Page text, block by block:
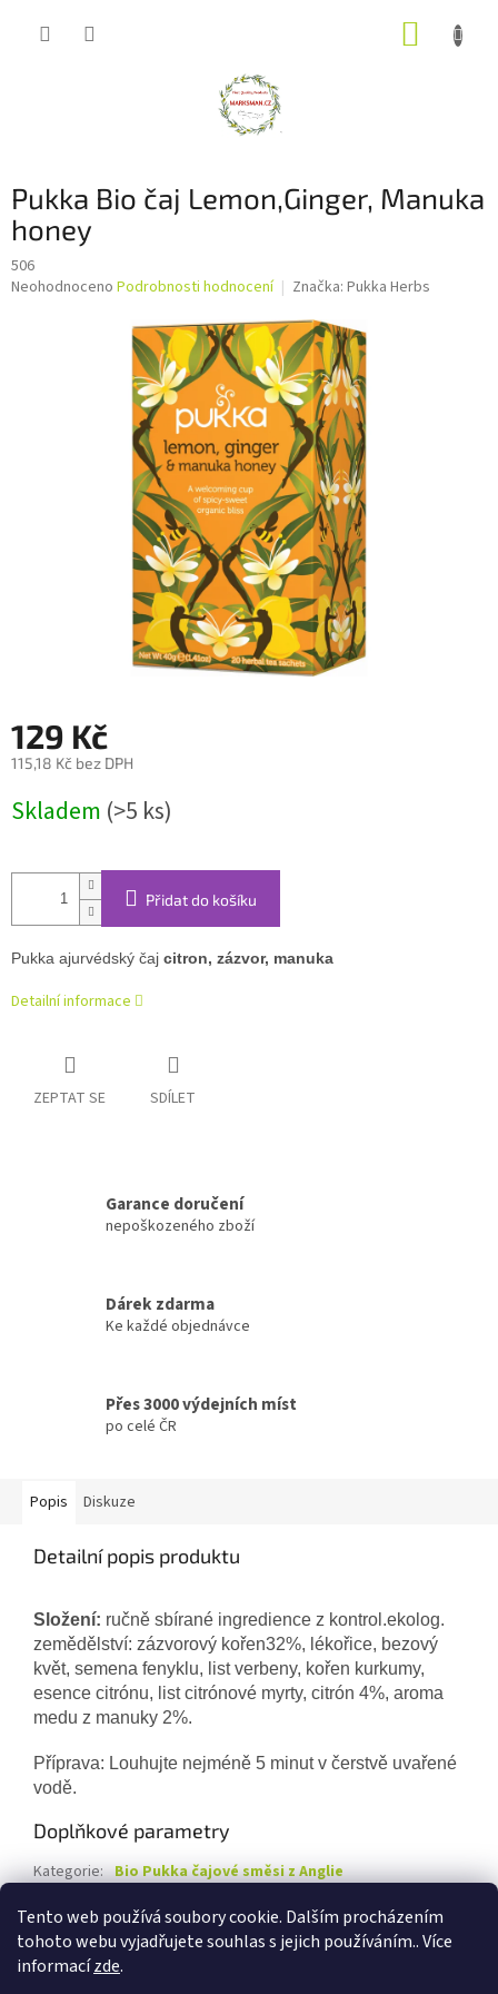
Tento web používá soubory cookie. Dalším procházením
tohoto webu vyjadřujete souhlas s jejich používáním.. Více
informacízde.
Pukka Bio čaj Lemon,Ginger, Manuka
honey
506
Průměrné
Neohodnoceno Podrobnosti hodnocení Značka: Pukka Herbs
129 Kč
115,18 Kč bez DPH
cena:
Skladem (>5 ks)
Přidat do košíku
Pukka ajurvédský čaj citron, zázvor, manuka
Detailní informace
ZEPTAT SE SDÍLET
Garance doručení
nepoškozeného zboží
Dárek zdarma
Ke každé objednávce
Přes 3000 výdejních míst
po celé ČR
Popis Diskuze
Detailní popis produktu
Složení: ručně sbírané ingredience z kontrol.ekolog.
zemědělství: zázvorový kořen32%, lékořice, bezový
květ, semena fenyklu, list verbeny, kořen kurkumy,
esence citrónu, listcitrónové myrty, citrón 4%, aroma
medu z manuky 2%.
Příprava: Louhujte nejméně 5 minut v čerstvě uvařené
vodě.
Doplňkové parametry
Kategorie: Bio Pukka čajové směsi z Anglie